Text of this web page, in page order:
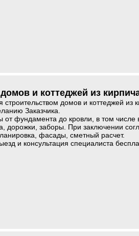
и коттеджей из
строительством домов и коттеджей из
Заказчика.
фундамента до кровли, в том числе
дорожки, заборы. При заключении
фасады, сметный расчет.
и консультация специалиста